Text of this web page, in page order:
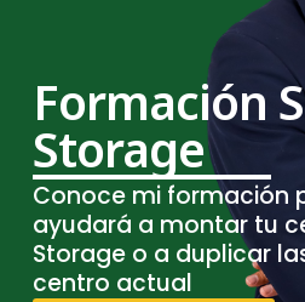
Formación
Storage
Conoce mi formación
ayudará a montar tu
Storage o a duplicar
centro actual